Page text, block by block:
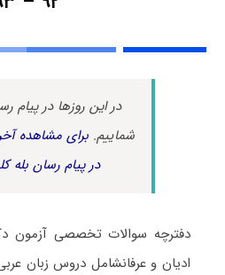
در این روزها در پیام
شماییم.برای مشاهده
در پیام رسان بله
ادیان و عرفانشامل دروس زبان